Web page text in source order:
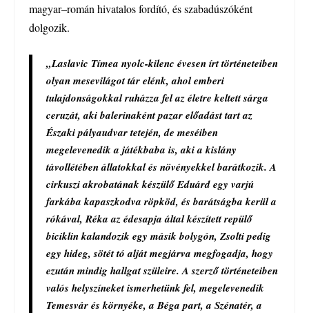
magyar–román hivatalos fordító, és szabadúszóként
dolgozik.
„Laslavic Tímea nyolc-kilenc évesen írt történeteiben
olyan mesevilágot tár elénk, ahol emberi
tulajdonságokkal ruházza fel az életre keltett sárga
ceruzát, aki balerinaként pazar előadást tart az
Északi pályaudvar tetején, de meséiben
megelevenedik a játékbaba is, aki a kislány
távollétében állatokkal és növényekkel barátkozik. A
cirkuszi akrobatának készülő Eduárd egy varjú
farkába kapaszkodva röpköd, és barátságba kerül a
rókával, Réka az édesapja által készített repülő
biciklin kalandozik egy másik bolygón, Zsolti pedig
egy hideg, sötét tó alját megjárva megfogadja, hogy
ezután mindig hallgat szüleire. A szerző történeteiben
valós helyszíneket ismerhetünk fel, megelevenedik
Temesvár és környéke, a Béga part, a Szénatér, a